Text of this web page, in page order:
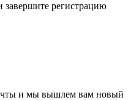
завершите регистрацию
и мы вышлем вам новый